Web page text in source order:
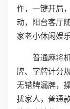
作，一键开局
动，阳台客厅
家老小休闲娱
普通麻将
牌、字牌计分
无错牌漏牌，
扰家人，普通